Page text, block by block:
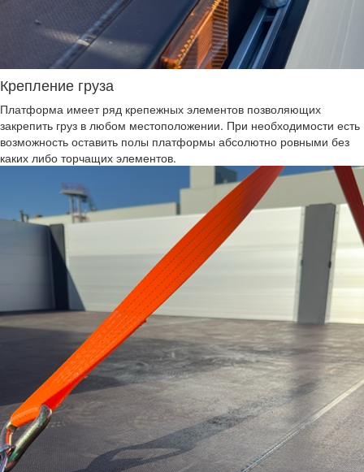
Крепление груза
Платформа имеет ряд крепежных элементов позволяющих
закрепить груз в любом местоположении. При необходимости есть
возможность оставить полы платформы абсолютно ровными без
каких либо торчащих элементов.